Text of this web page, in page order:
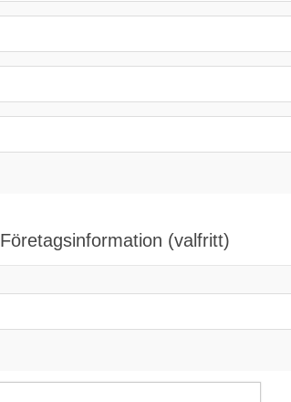
Företagsinformation (valfritt)